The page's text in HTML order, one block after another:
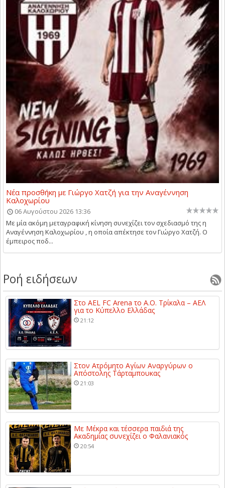
Νέα προσθήκη με Γιώργο Χατζή για την Αναγέννηση
Καλοχωρίου
06 Αυγούστου 2026 13:36
Με μία ακόμη μεταγραφική κίνηση συνεχίζει τον σχεδιασμό της η
Αναγέννηση Καλοχωρίου , η οποία απέκτησε τον Γιώργο Χατζή. Ο
έμπειρος ποδ...
Ροή ειδήσεων
Στο AEL FC Arena το Α.Ο. Τρίκαλα – ΑΕΛ
για το Κύπελλο Ελλάδας
21:12
Στον Ατρόμητο Αγίων Αναργύρων ο
Απόστολης Τάρταμπουκας
21:03
Με Μέκρα και τέσσερα παιδιά της
Ακαδημίας συνεχίζει ο Φαλανιακός
20:54